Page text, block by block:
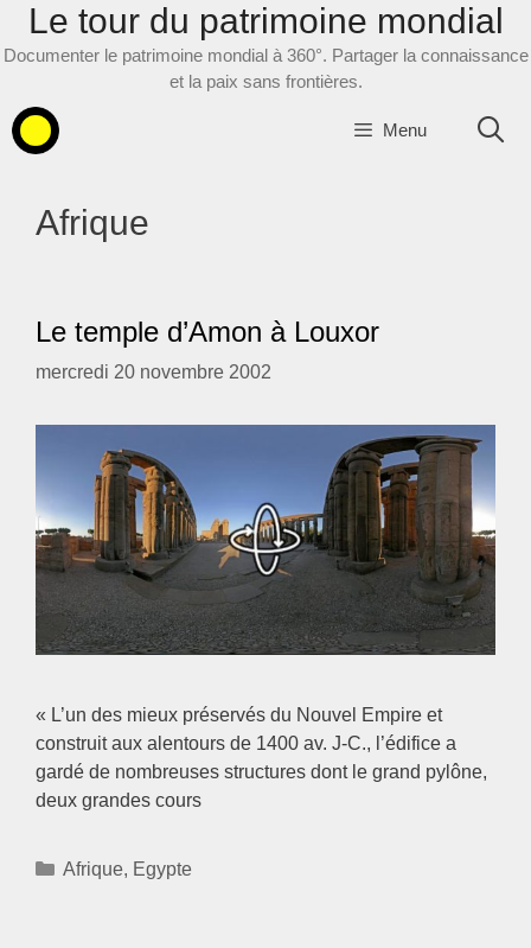
AllerLe tour du patrimoine mondial
Documenter le patrimoine mondial à 360°. Partager la connaissance
et la paix sans frontières.
Menu
Afrique
Le temple d’Amon à Louxor
mercredi 20 novembre 2002
« L’un des mieux préservés du Nouvel Empire et
construit aux alentours de 1400 av. J-C., l’édifice a
gardé de nombreuses structures dont le grand pylône,
deux grandes cours
Catégories
Afrique, Egypte